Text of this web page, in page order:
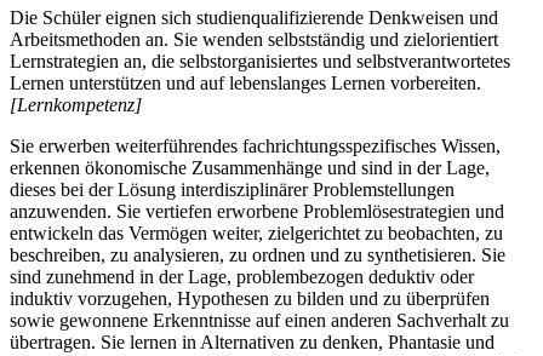
Die Schüler eignen sich studienqualifizierende Denkweisen und
Arbeitsmethoden an. Sie wenden selbstständig und zielorientiert
Lernstrategien an, die selbstorganisiertes und selbstverantwortetes
Lernen unterstützen und auf lebenslanges Lernen vorbereiten.
[Lernkompetenz]
Sie erwerben weiterführendes fachrichtungsspezifisches Wissen,
erkennen ökonomische Zusammenhänge und sind in der Lage,
dieses bei der Lösung interdisziplinärer Problemstellungen
anzuwenden. Sie vertiefen erworbene Problemlösestrategien und
entwickeln das Vermögen weiter, zielgerichtet zu beobachten, zu
beschreiben, zu analysieren, zu ordnen und zu synthetisieren. Sie
sind zunehmend in der Lage, problembezogen deduktiv oder
induktiv vorzugehen, Hypothesen zu bilden und zu überprüfen
sowie gewonnene Erkenntnisse auf einen anderen Sachverhalt zu
übertragen. Sie lernen in Alternativen zu denken, Phantasie und